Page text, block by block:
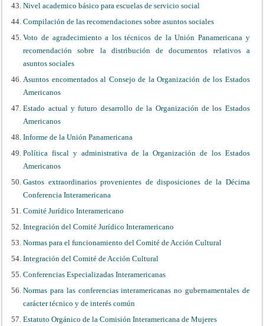
Nivel academico básico para escuelas de servicio social
Compilación de las recomendaciones sobre asuntos sociales
Voto de agradecimiento a los técnicos de la Unión Panamericana y
recomendación sobre la distribución de documentos relativos a
asuntos sociales
Asuntos encomentados al Consejo de la Organización de los Estados
Americanos
Estado actual y futuro desarrollo de la Organización de los Estados
Americanos
Informe de la Unión Panamericana
Política fiscal y administrativa de la Organización de los Estados
Americanos
Gastos extraordinarios provenientes de disposiciones de la Décima
Conferencia Interamericana
Comité Jurídico Interamericano
Integración del Comité Jurídico Interamericano
Normas para el funcionamiento del Comité de Acción Cultural
Integración del Comité de Acción Cultural
Conferencias Especializadas Interamericanas
Normas para las conferencias interamericanas no gubernamentales de
carácter técnico y de interés común
Estatuto Orgánico de la Comisión Interamericana de Mujeres